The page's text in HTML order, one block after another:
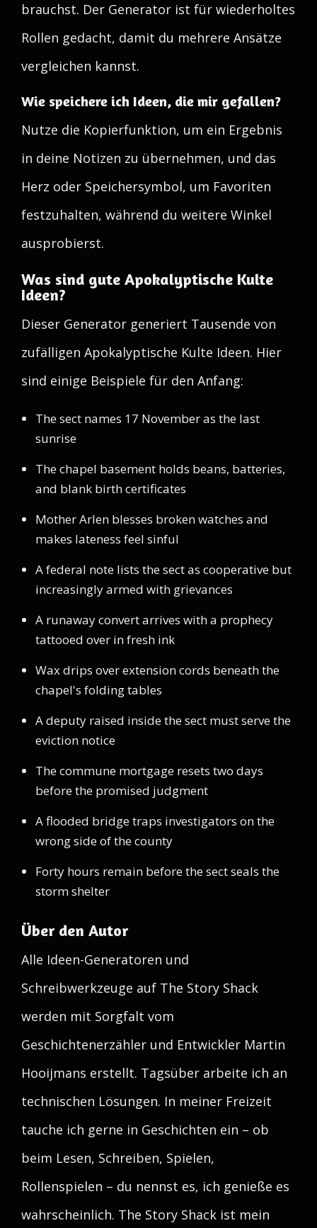
brauchst. Der Generator ist für wiederholtes
Rollen gedacht, damit du mehrere Ansätze
vergleichen kannst.
Wie speichere ich Ideen, die mir gefallen?
Nutze die Kopierfunktion, um ein Ergebnis
in deine Notizen zu übernehmen, und das
Herz oder Speichersymbol, um Favoriten
festzuhalten, während du weitere Winkel
ausprobierst.
Was sind gute Apokalyptische Kulte
Ideen?
Dieser Generator generiert Tausende von
zufälligen Apokalyptische Kulte Ideen. Hier
sind einige Beispiele für den Anfang:
The sect names 17 November as the last
sunrise
The chapel basement holds beans, batteries,
and blank birth certificates
Mother Arlen blesses broken watches and
makes lateness feel sinful
A federal note lists the sect as cooperative but
increasingly armed with grievances
A runaway convert arrives with a prophecy
tattooed over in fresh ink
Wax drips over extension cords beneath the
chapel's folding tables
A deputy raised inside the sect must serve the
eviction notice
The commune mortgage resets two days
before the promised judgment
A flooded bridge traps investigators on the
wrong side of the county
Forty hours remain before the sect seals the
storm shelter
Über den Autor
Alle Ideen-Generatoren und
Schreibwerkzeuge auf The Story Shack
werden mit Sorgfalt vom
Geschichtenerzähler und Entwickler Martin
Hooijmans erstellt. Tagsüber arbeite ich an
technischen Lösungen. In meiner Freizeit
tauche ich gerne in Geschichten ein – ob
beim Lesen, Schreiben, Spielen,
Rollenspielen – du nennst es, ich genieße es
wahrscheinlich. The Story Shack ist mein